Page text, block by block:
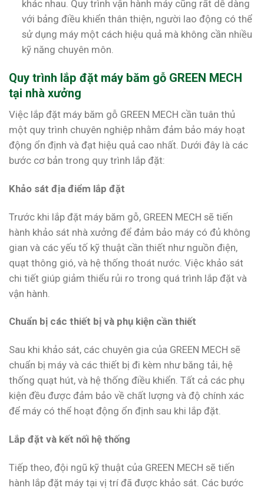
khác nhau. Quy trình vận hành máy cũng rất dễ dàng
với bảng điều khiển thân thiện, người lao động có thể
sử dụng máy một cách hiệu quả mà không cần nhiều
kỹ năng chuyên môn.
Quy trình lắp đặt máy băm gỗ GREEN MECH
tại nhà xưởng
Việc lắp đặt máy băm gỗ GREEN MECH cần tuân thủ
một quy trình chuyên nghiệp nhằm đảm bảo máy hoạt
động ổn định và đạt hiệu quả cao nhất. Dưới đây là các
bước cơ bản trong quy trình lắp đặt:
Khảo sát địa điểm lắp đặt
Trước khi lắp đặt máy băm gỗ, GREEN MECH sẽ tiến
hành khảo sát nhà xưởng để đảm bảo máy có đủ không
gian và các yếu tố kỹ thuật cần thiết như nguồn điện,
quạt thông gió, và hệ thống thoát nước. Việc khảo sát
chi tiết giúp giảm thiểu rủi ro trong quá trình lắp đặt và
vận hành.
Chuẩn bị các thiết bị và phụ kiện cần thiết
Sau khi khảo sát, các chuyên gia của GREEN MECH sẽ
chuẩn bị máy và các thiết bị đi kèm như băng tải, hệ
thống quạt hút, và hệ thống điều khiển. Tất cả các phụ
kiện đều được đảm bảo về chất lượng và độ chính xác
để máy có thể hoạt động ổn định sau khi lắp đặt.
Lắp đặt và kết nối hệ thống
Tiếp theo, đội ngũ kỹ thuật của GREEN MECH sẽ tiến
hành lắp đặt máy tại vị trí đã được khảo sát. Các bước